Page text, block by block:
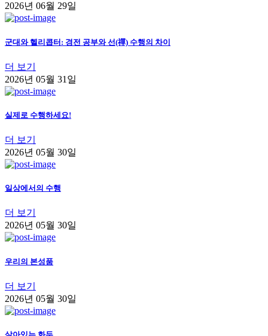
2026년 06월 29일
군대와 헬리콥터: 경전 공부와 선(禪) 수행의 차이
더 보기
2026년 05월 31일
실제로 수행하세요!
더 보기
2026년 05월 30일
일상에서의 수행
더 보기
2026년 05월 30일
우리의 본성품
더 보기
2026년 05월 30일